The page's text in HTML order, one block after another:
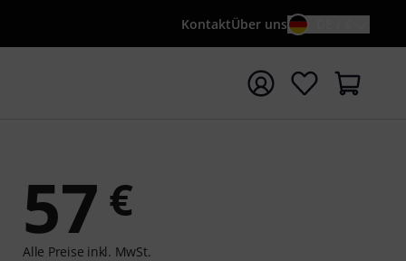
KontaktÜber uns
mit Suchwort {searchTerm} starten
57 €
Alle Preise inkl. MwSt.